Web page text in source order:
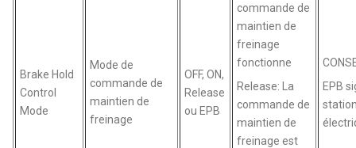
Brake Hold
Control
Mode
Mode de
commande de
maintien de
freinage
OFF, ON,
Release
ou EPB
commande de
maintien de
freinage
fonctionne
Release: La
commande de
maintien de
freinage est
EPB